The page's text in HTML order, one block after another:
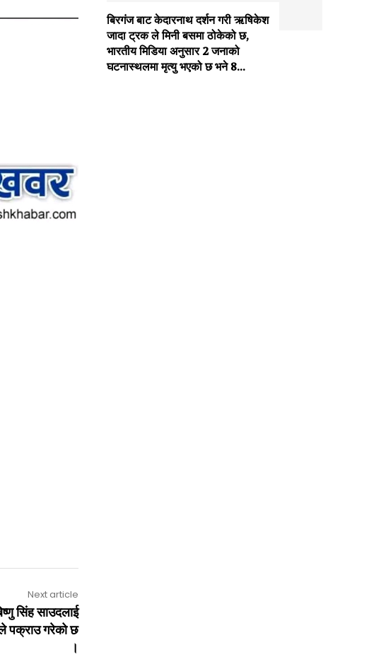
Next article
सिंह साउदलाई
पक्राउ गरेको छ
।
बिरगंज बाट केदारनाथ दर्शन गरी ऋषिकेश
जादा ट्रक ले मिनी बसमा ठोकेको छ,
भारतीय मिडिया अनुसार 2 जनाको
घटनास्थलमा मृत्यु भएको छ भने 8...